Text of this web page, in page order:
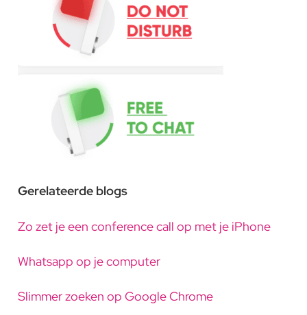
Gerelateerde blogs
Zo zet je een conference call op met je iPhone
Whatsapp op je computer
Slimmer zoeken op Google Chrome